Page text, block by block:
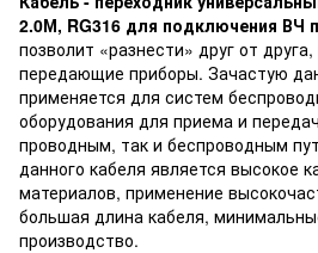
2.0М, RG316 для подключения ВЧ
позволит «разнести» друг от
передающие приборы. Зачастую
применяется для систем
оборудования для приема и
проводным, так и беспроводным
данного кабеля является высокое
материалов, применение
большая длина кабеля,
производство.